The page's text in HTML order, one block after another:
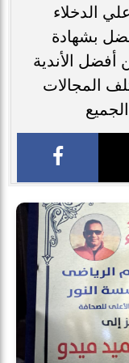
الدخلاء
بشهادة
أفضل الأندية
المجالات